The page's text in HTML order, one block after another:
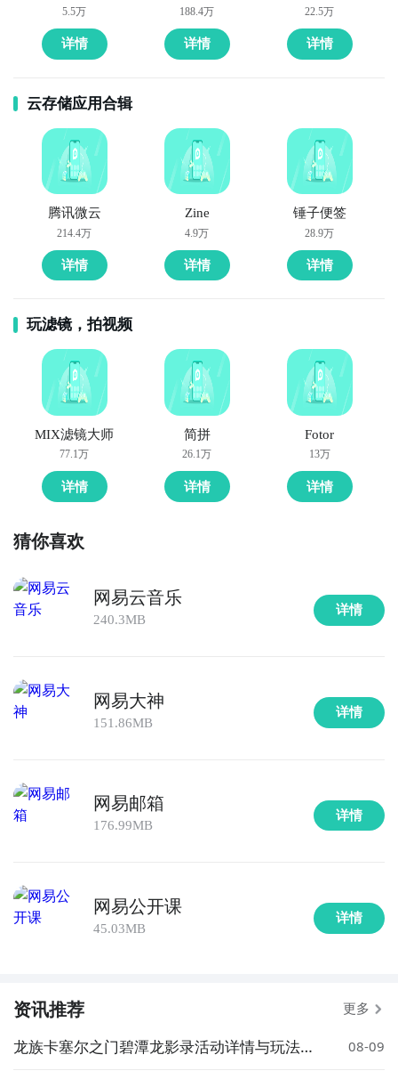
5.5万
详情
188.4万
详情
22.5万
详情
云存储应用合辑
腾讯微云
214.4万
详情
Zine
4.9万
详情
锤子便签
28.9万
详情
玩滤镜，拍视频
MIX滤镜大师
77.1万
详情
简拼
26.1万
详情
Fotor
13万
详情
猜你喜欢
网易云音乐
240.3MB
详情
网易大神
151.86MB
详情
网易邮箱
176.99MB
详情
网易公开课
45.03MB
详情
资讯推荐 更多
龙族卡塞尔之门碧潭龙影录活动详情与玩法介
08-09